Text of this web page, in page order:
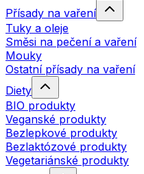
Přísady na vaření
Tuky a oleje
Směsi na pečení a vaření
Mouky
Ostatní přísady na vaření
Diety
BIO produkty
Veganské produkty
Bezlepkové produkty
Bezlaktózové produkty
Vegetariánské produkty